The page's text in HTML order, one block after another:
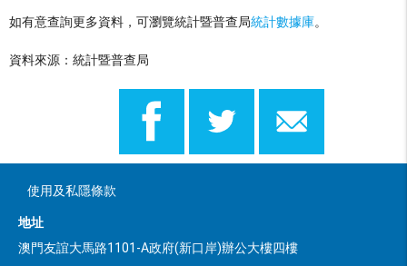
如有意查詢更多資料，可瀏覽統計暨普查局統計數據庫。
資料來源：統計暨普查局
使用及私隱條款
地址
澳門友誼大馬路1101-A政府(新口岸)辦公大樓四樓